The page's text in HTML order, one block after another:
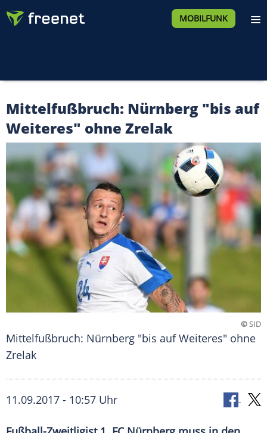
MOBILFUNK
Mittelfußbruch: Nürnberg "bis auf
Weiteres" ohne Zrelak
©SID
Mittelfußbruch: Nürnberg "bis auf Weiteres" ohne
Zrelak
11.09.2017 - 10:57 Uhr